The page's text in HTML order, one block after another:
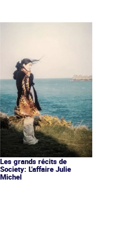
Les grands récits de
Society: L'affaire Julie
Michel